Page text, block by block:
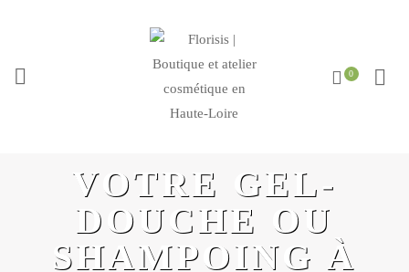
VOTRE GEL-
DOUCHE OU
SHAMPOING À